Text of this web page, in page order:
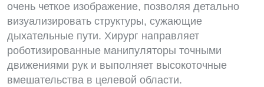
очень четкое изображение, позволяя детально
визуализировать структуры, сужающие
дыхательные пути. Хирург направляет
роботизированные манипуляторы точными
движениями рук и выполняет высокоточные
вмешательства в целевой области.